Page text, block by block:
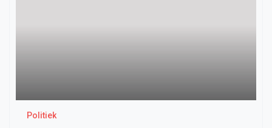
Politiek